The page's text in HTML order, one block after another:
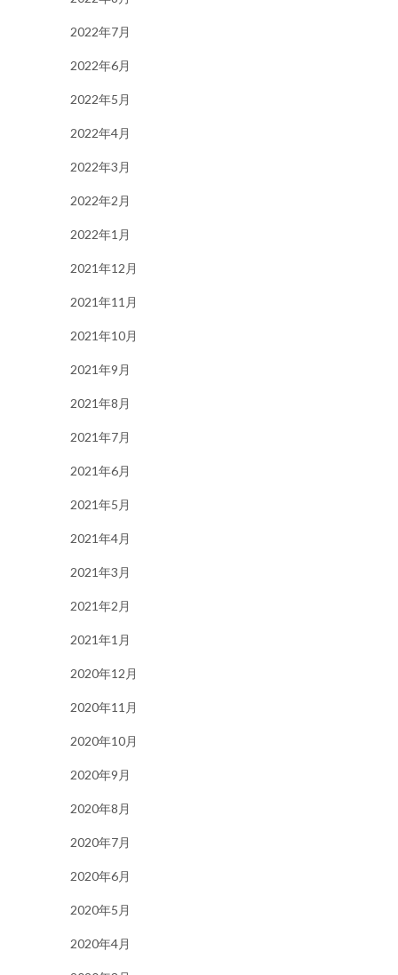
2022年7月
2022年6月
2022年5月
2022年4月
2022年3月
2022年2月
2022年1月
2021年12月
2021年11月
2021年10月
2021年9月
2021年8月
2021年7月
2021年6月
2021年5月
2021年4月
2021年3月
2021年2月
2021年1月
2020年12月
2020年11月
2020年10月
2020年9月
2020年8月
2020年7月
2020年6月
2020年5月
2020年4月